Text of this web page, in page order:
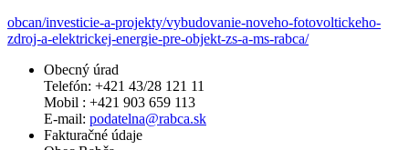
obcan/investicie-a-projekty/vybudovanie-noveho-fotovoltickeho-
zdroj-a-elektrickej-energie-pre-objekt-zs-a-ms-rabca/
Obecný úrad
Telefón: +421 43/28 121 11
Mobil : +421 903 659 113
E-mail: podatelna@rabca.sk
Fakturačné údaje